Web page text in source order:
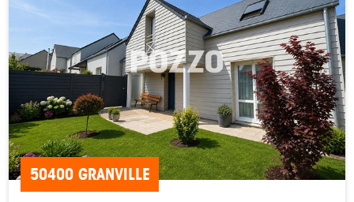
50400 GRANVILLE